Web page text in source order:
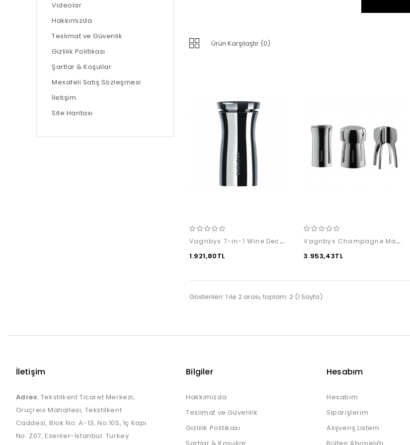
Videolar
Hakkımızda
Teslimat ve Güvenlik
Gizlilik Politikası
Şartlar & Koşullar
Mesafeli Satış Sözleşmesi
İletişim
Site Haritası
Ürün Karşılaştır (0)
Vagnbys 7-in-1 Wine Decanter
1.921,80TL
Vagnbys Champagne Master Tools
3.953,43TL
Gösterilen: 1 ile 2 arası, toplam: 2 (1 Sayfa)
İletişim
Adres: Tekstilkent Ticaret Merkezi,
Oruçreis Mahallesi, Tekstilkent
Caddesi, Blok No: A-13, No:10S, İç Kapı
No: Z07, Esenler-İstanbul. Turkey
Bilgiler
Hakkımızda
Teslimat ve Güvenlik
Gizlilik Politikası
Hesabım
Hesabım
Siparişlerim
Alışveriş Listem